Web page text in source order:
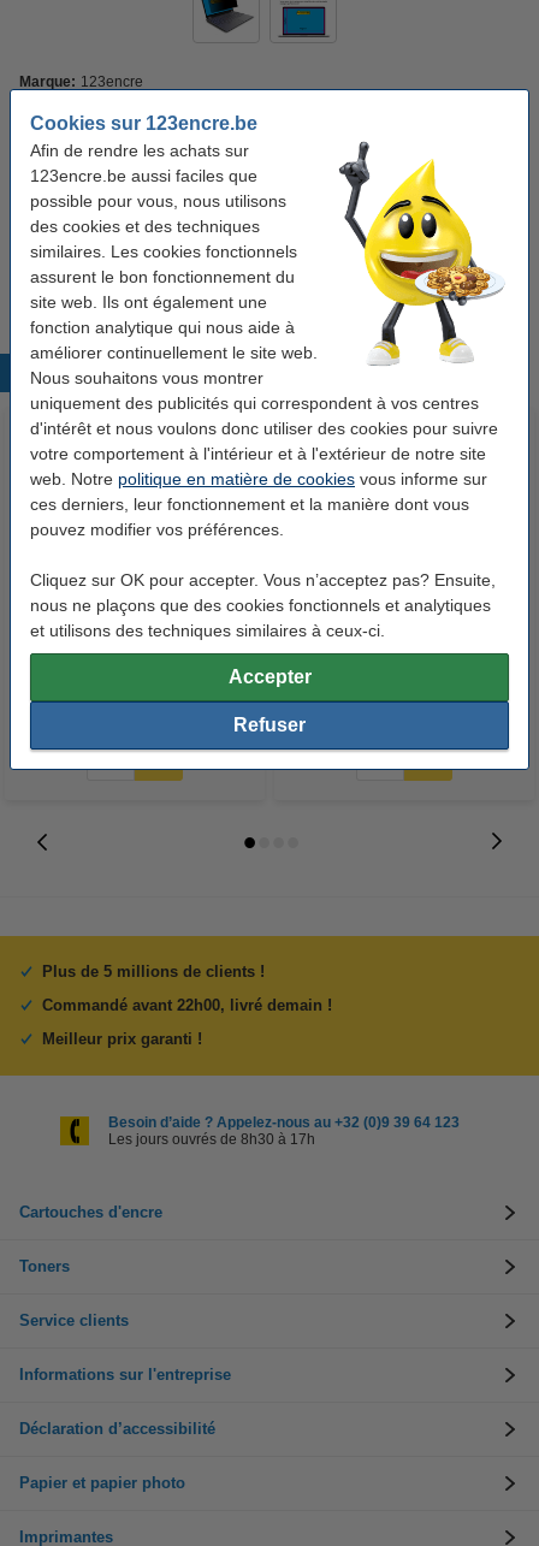
Cookies sur 123encre.be
Afin de rendre les achats sur
123encre.be aussi faciles que
possible pour vous, nous utilisons
des cookies et des techniques
similaires. Les cookies fonctionnels
assurent le bon fonctionnement du
site web. Ils ont également une
fonction analytique qui nous aide à
améliorer continuellement le site web.
Nous souhaitons vous montrer
uniquement des publicités qui correspondent à vos centres
d'intérêt et nous voulons donc utiliser des cookies pour suivre
votre comportement à l'intérieur et à l'extérieur de notre site
web. Notre politique en matière de cookies vous informe sur
ces derniers, leur fonctionnement et la manière dont vous
pouvez modifier vos préférences.
Cliquez sur OK pour accepter. Vous n’acceptez pas? Ensuite,
nous ne plaçons que des cookies fonctionnels et analytiques
et utilisons des techniques similaires à ceux-ci.
Accepter
Refuser
Marque: 123encre
Couleur: noir Dimensions: 310 x 174 mm (Lxl)
Voir les spécifications et la description
avec notre marque propre
En stock
Livré demain
24,95 € Commander
Produits populaires
123accu Xtreme Power MN1500
Penlite piles AA 24 pièces
123accu Xtreme Power MN2400
Micro piles AAA 24 pièces
Plus de 5 millions de clients !
Commandé avant 22h00, livré demain !
Meilleur prix garanti !
Besoin d’aide ? Appelez-nous au +32 (0)9 39 64 123
Les jours ouvrés de 8h30 à 17h
Cartouches d'encre
Toners
Service clients
Informations sur l'entreprise
Déclaration d’accessibilité
Papier et papier photo
Imprimantes